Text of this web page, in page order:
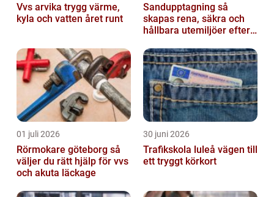
Vvs arvika trygg värme,
kyla och vatten året runt
Sandupptagning så
skapas rena, säkra och
hållbara utemiljöer efter
01 juli 2026
Rörmokare göteborg så
väljer du rätt hjälp för vvs
och akuta läckage
30 juni 2026
Trafikskola luleå vägen till
ett tryggt körkort